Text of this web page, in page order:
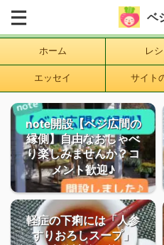
ベ
ホーム レ
エッセイ サイト
note開設【ベジ広間の
縁側】自由なおしゃべ
り楽しみませんか？コ
メント歓迎♪
軽症の下痢には「人参
すりおろしスープ」